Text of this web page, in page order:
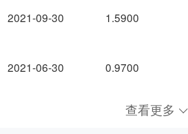
2021-09-30
2021-06-30
1.5900
0.9700
查看更多